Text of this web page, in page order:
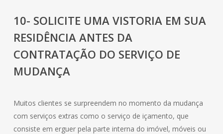
10- SOLICITE UMA VISTORIA EM SUA
RESIDÊNCIA ANTES DA
CONTRATAÇÃO DO SERVIÇO DE
MUDANÇA
Muitos clientes se surpreendem no momento da mudança
com serviços extras como o serviço de içamento, que
consiste em erguer pela parte interna do imóvel, móveis ou